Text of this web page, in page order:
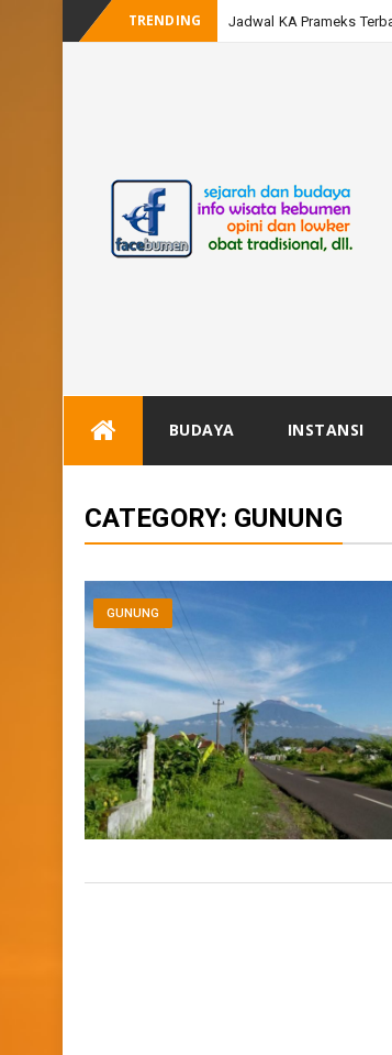
TRENDING Jadwal KA Prameks
BUDAYA INSTANSI
CATEGORY: GUNUNG
GUNUNG